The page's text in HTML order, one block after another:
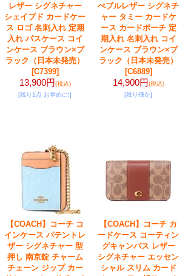
レザー シグネチャー
シェイプド カードケー
ス ロゴ 名刺入れ 定期
入れ パスケース コイ
ンケース ブラウン×ブ
ラック（日本未発売）
[C7399]
13,900円(税込)
[残り1点 お早めに!]
ぺブルレザー シグネチ
ャー タミー カードケ
ース カードポーチ 定
期入れ 名刺入れ コイ
ンケース ブラウン×ブ
ラック（日本未発売）
[C6889]
14,900円(税込)
[残り僅か]
【COACH】コーチ コ
インケース パテントレ
ザー シグネチャー 型
押し 南京錠 チャーム
チェーン ジップ カー
【COACH】コーチ カ
ードケース コーティン
グキャンバス レザー
シグネチャー エッセン
シャル スリム カード